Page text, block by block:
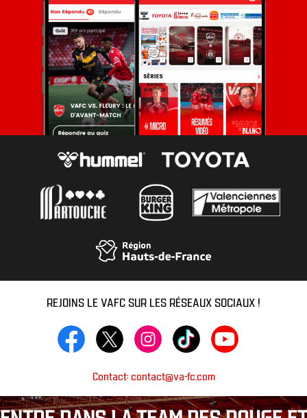
REJOINS LE VAFC SUR LES RÉSEAUX SOCIAUX !
Contact: contact@va-fc.com